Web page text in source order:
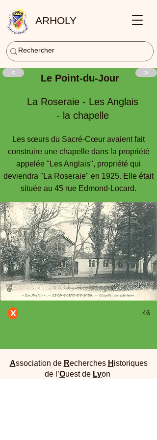
ARHOLY
<
Le Point-du-Jour
>
La Roseraie - Les Anglais
- la chapelle
Les sœurs du Sacré-Cœur avaient fait
construire une chapelle dans la propriété
appelée "Les Anglais", propriété qui
deviendra "La Roseraie" en 1925. Elle était
située au 45 rue Edmond-Locard.
X 46
Association de Recherches H istoriques
de l’Ouest de Lyon